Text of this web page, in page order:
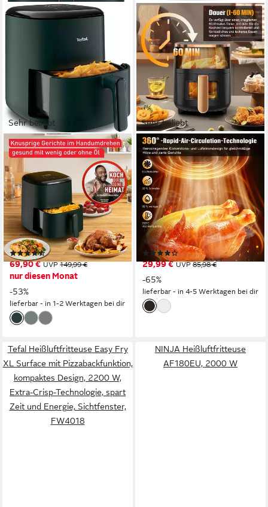
Sehr beliebt
TEFAL
Heißluftfritteuse Easy Fry
Max Digital EY2453, schnell &
gesund mit wenig Öl, bis zu 6
Personen
1500W
Kapazität
70-200 °C Temperatur
(349)
69,90 € UVP 149,99 €
nur diesen Monat
-53%
lieferbar - in 1-2 Werktagen bei dir
Sehr beliebt
LETGOSPT
Heißluftfritteuse
Heißluftfritteuse 6L mit
Sichtfenster Airfyer 1 kg
Fassungsvermögen
1800,00W Leistung
6,00l Kapazität
80,00-200,00 °C Temperatur
(77)
29,99 € UVP 85,98 €
-65%
lieferbar - in 4-5 Werktagen bei dir
Tefal Heißluftfritteuse Easy Fry
XL Surface mit Pizzabackfunktion,
kompaktes Design, 2200 W,
Extra-Crisp-Technologie, spart
Zeit und Energie, Sichtfenster,
FW4018
NINJA Heißluftfritteuse
AF180EU, 2000 W